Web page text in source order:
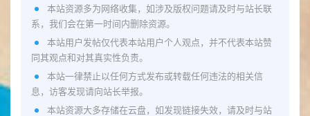
本站资源多为网络收集，如涉及版权问题请及时与站长联
系，我们会在第一时间内删除资源。
本站用户发帖仅代表本站用户个人观点，并不代表本站赞
同其观点和对其真实性负责。
本站一律禁止以任何方式发布或转载任何违法的相关信
息，访客发现请向站长举报。
本站资源大多存储在云盘，如发现链接失效，请及时与站